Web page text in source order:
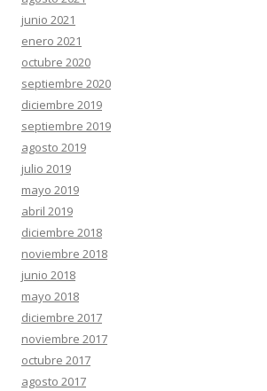
junio 2021
enero 2021
octubre 2020
septiembre 2020
diciembre 2019
septiembre 2019
agosto 2019
julio 2019
mayo 2019
abril 2019
diciembre 2018
noviembre 2018
junio 2018
mayo 2018
diciembre 2017
noviembre 2017
octubre 2017
agosto 2017